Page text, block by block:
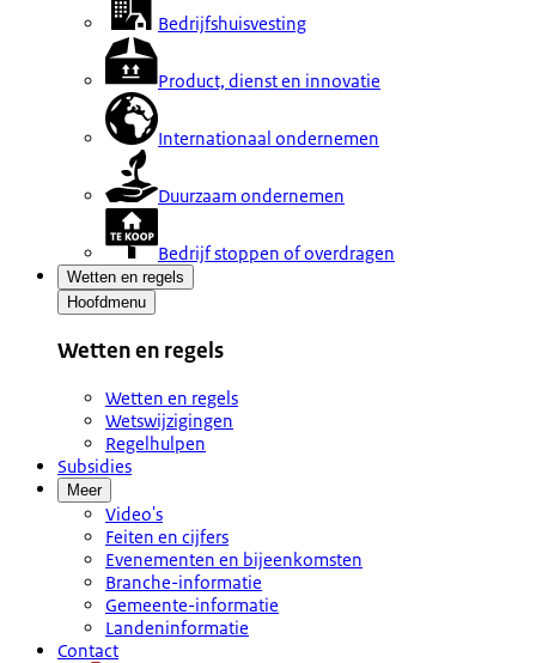
Bedrijfshuisvesting
Product, dienst en innovatie
Internationaal ondernemen
Duurzaam ondernemen
Bedrijf stoppen of overdragen
Wetten en regels
Hoofdmenu
Wetten en regels
Wetten en regels
Wetswijzigingen
Regelhulpen
Subsidies
Meer
Video's
Feiten en cijfers
Evenementen en bijeenkomsten
Branche-informatie
Gemeente-informatie
Landeninformatie
Contact